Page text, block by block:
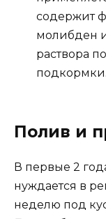
содержит
молибден
раствора
подкормки.
Полив и
В первые 2
нуждается в
неделю под